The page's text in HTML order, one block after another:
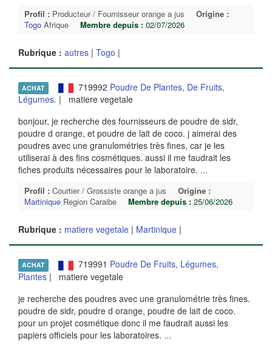
Profil : Producteur / Fournisseur orange a jus
Origine :
Togo Afrique Membre depuis : 02/07/2026
Rubrique : autres | Togo |
ACHAT 719992 Poudre De Plantes, De Fruits,
Légumes. | matiere vegetale
bonjour, je recherche des fournisseurs de poudre de sidr,
poudre d orange, et poudre de lait de coco. j aimerai des
poudres avec une granulométries très fines, car je les
utiliserai à des fins cosmétiques. aussi il me faudrait les
fiches produits nécessaires pour le laboratoire. ...
Profil : Courtier / Grossiste orange a jus
Origine :
Martinique Region Caraibe Membre depuis : 25/06/2026
Rubrique : matiere vegetale | Martinique |
ACHAT 719991 Poudre De Fruits, Légumes,
Plantes | matiere vegetale
je recherche des poudres avec une granulométrie très fines.
poudre de sidr, poudre d orange, poudre de lait de coco.
pour un projet cosmétique donc il me faudrait aussi les
papiers officiels pour les laboratoires. ...